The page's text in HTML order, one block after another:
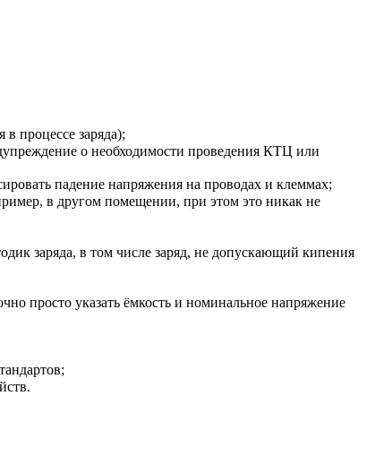
процессе заряда);
о необходимости проведения КТЦ или
падение напряжения на проводах и клеммах;
в другом помещении, при этом это никак не
заряда, в том числе заряд, не допускающий кипения
просто указать ёмкость и номинальное напряжение